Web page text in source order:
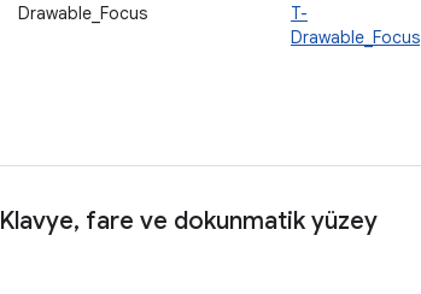
Drawable_Focus
T-
Drawable_Focus
Klavye, fare ve dokunmatik yüzey